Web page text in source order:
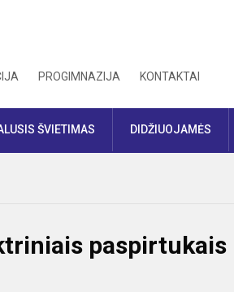
PROGIMNAZIJA KONTAKTAI
ŠVIETIMAS DIDŽIUOJAMĖS
paspirtukais